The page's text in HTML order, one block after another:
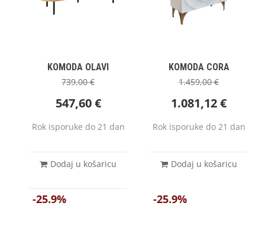
KOMODA OLAVI
739,00€
547,60€
Rok isporuke do 21 dan
Dodaj u košaricu
KOMODA CORA
1.459,00€
1.081,12€
Rok isporuke do 21 dan
Dodaj u košaricu
-25.9% -25.9%